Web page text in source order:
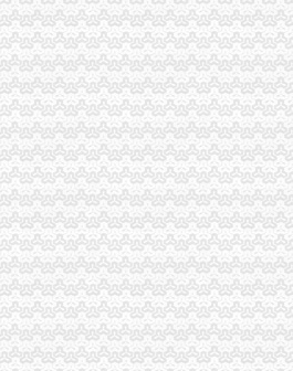
队赴西参加2006年西部商标行政保护协作会议
分公司评比促进集贸市场规范发展
品市分公司营业执照注销场
施规范执法行为
品及个体户验照亮照经营专项整见成效
公司场监管
照注销整中介机构做到＂四个到位＂
大数额罚款听证会
市长批示精 切实抓好生猪市场监管
行为事前事中事后全面加监管
案质量优质案件率为100%
化办公室工作
夯实信用信息工作基础
作被《中国消费者报》等国家级报刊报道
务订单农业
司营业执照注销提供方便